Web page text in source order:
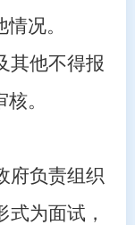
况。
其他不得报
。
府负责组织
为面试，